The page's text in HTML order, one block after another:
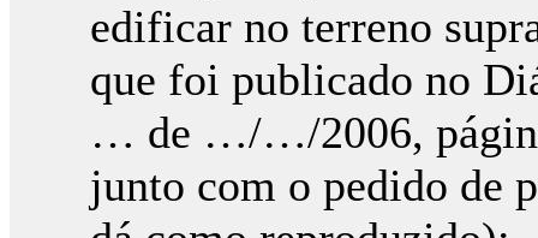
edificar no terreno
que foi publicado no
… de …/…/2006,
junto com o pedido de